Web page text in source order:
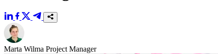
Marta Wilma Project Manager